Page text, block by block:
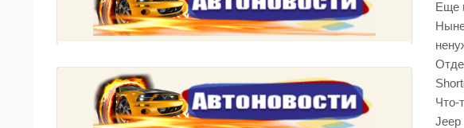
Еще
Что-
Jeep